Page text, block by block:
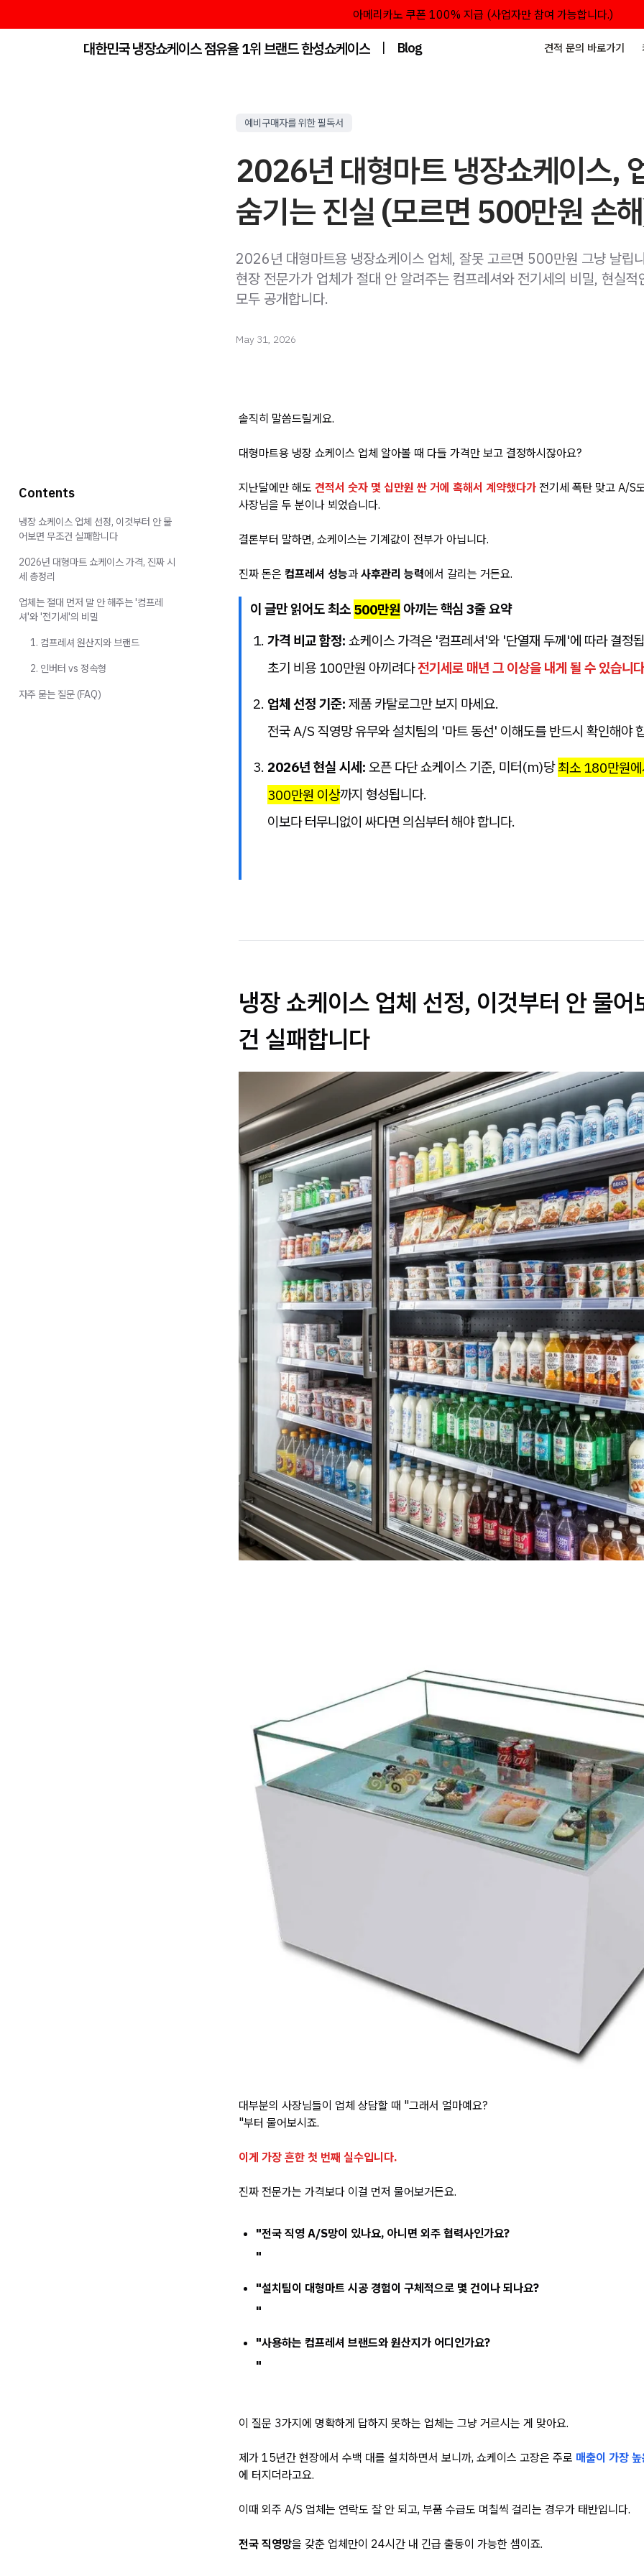
아메리카노 쿠폰 100% 지급 (사업자만 참여 가능합니다.)
대한민국 냉장쇼케이스 점유율 1위 브랜드 한성쇼케이스 | Blog 견적 문의 바로가기
예비구매자를 위한 필독서
2026년 대형마트 냉장쇼케이스,
숨기는 진실 (모르면 500만원 손
2026년 대형마트용 냉장쇼케이스 업체, 잘못 고르면 500만원 그냥 날립
현장 전문가가 업체가 절대 안 알려주는 컴프레셔와 전기세의 비밀, 현실적
모두 공개합니다.
May 31, 2026
솔직히 말씀드릴게요.
대형마트용 냉장 쇼케이스 업체 알아볼 때 다들 가격만 보고 결정하시잖아요?
지난달에만 해도 견적서 숫자 몇 십만원 싼 거에 혹해서 계약했다가 전기세 폭탄 맞고 A/S
사장님을 두 분이나 뵈었습니다.
결론부터 말하면, 쇼케이스는 기계값이 전부가 아닙니다.
진짜 돈은 컴프레셔 성능과 사후관리 능력에서 갈리는 거든요.
이 글만 읽어도 최소 500만원 아끼는 핵심 3줄 요약
가격 비교 함정: 쇼케이스 가격은 '컴프레셔'와 '단열재 두께'에 따라 결정
초기 비용 100만원 아끼려다전기세로 매년 그 이상을 내게 될 수 있습니
업체 선정 기준: 제품 카탈로그만 보지 마세요.
전국 A/S 직영망 유무와 설치팀의 '마트 동선' 이해도를 반드시 확인해야
2026년 현실 시세: 오픈 다단 쇼케이스 기준, 미터(m)당최소 180만원
300만원 이상까지 형성됩니다.
이보다 터무니없이 싸다면 의심부터 해야 합니다.
냉장 쇼케이스 업체 선정, 이것부터 안 물어
건 실패합니다
대부분의 사장님들이 업체 상담할 때 "그래서 얼마예요?
"부터 물어보시죠.
이게 가장 흔한 첫 번째 실수입니다.
진짜 전문가는 가격보다 이걸 먼저 물어보거든요.
"전국 직영 A/S망이 있나요, 아니면 외주 협력사인가요?
"
"설치팀이 대형마트 시공 경험이 구체적으로 몇 건이나 되나요?
"
"사용하는 컴프레셔 브랜드와 원산지가 어디인가요?
"
이 질문 3가지에 명확하게 답하지 못하는 업체는 그냥 거르시는 게 맞아요.
제가 15년간 현장에서 수백 대를 설치하면서 보니까, 쇼케이스 고장은 주로 매출이 가장
에 터지더라고요.
이때 외주 A/S 업체는 연락도 잘 안 되고, 부품 수급도 며칠씩 걸리는 경우가 태반입니다.
전국 직영망을 갖춘 업체만이 24시간 내 긴급 출동이 가능한 셈이죠.
Contents
냉장 쇼케이스 업체 선정, 이것부터 안 물
어보면 무조건 실패합니다
2026년 대형마트 쇼케이스 가격, 진짜 시
세 총정리
업체는 절대 먼저 말 안 해주는 '컴프레
셔'와 '전기세'의 비밀
1. 컴프레셔 원산지와 브랜드
2. 인버터 vs 정속형
자주 묻는 질문 (FAQ)